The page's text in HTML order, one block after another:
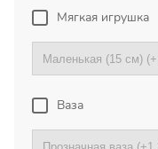
Все отзывы
Мягкая игрушка
Ваза